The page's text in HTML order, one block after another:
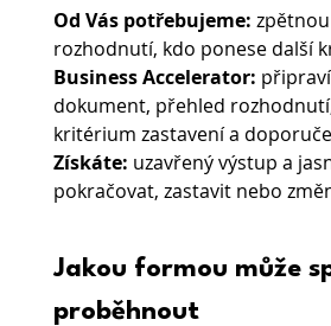
Od Vás potřebujeme:
rozhodnutí, kdo ponese další
Business Accelerator:
dokument, přehled
kritérium zastavení a
Získáte: uzavřený výstup a
pokračovat, zastavit nebo
Jakou formou může
proběhnout